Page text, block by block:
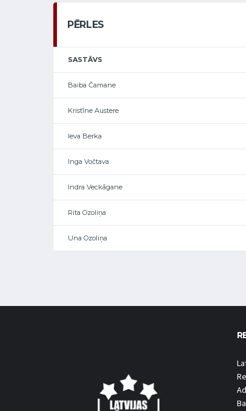
PĒRLES
SASTĀVS
Baiba Čamane
Kristīne Austere
Ieva Berka
Inga Vočtava
Indra Veckāgane
Rita Ozoliņa
Una Ozoliņa